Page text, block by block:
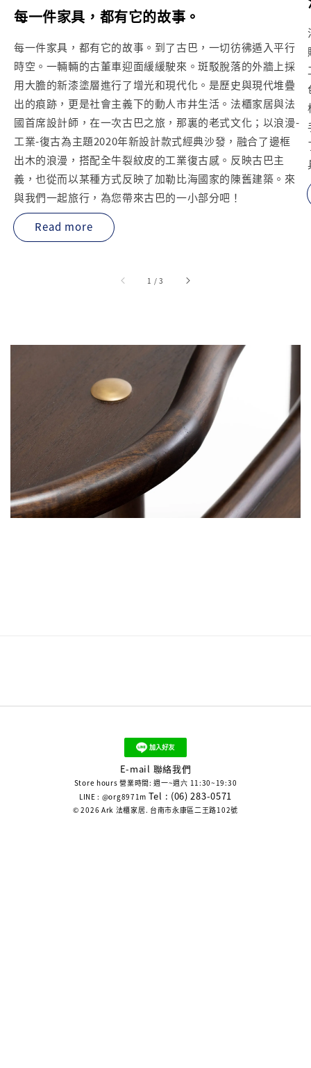
每一件家具，都有它的故事。
每一件家具，都有它的故事。到了古巴，一切彷彿遁入平行
時空。一輛輛的古董車迎面緩緩駛來。斑駁脫落的外牆上採
用大膽的新漆塗層進行了增光和現代化。是歷史與現代堆疊
出的痕跡，更是社會主義下的動人市井生活。法櫃家居與法
國首席設計師，在一次古巴之旅，那裏的老式文化；以浪漫-
工業-復古為主題2020年新設計款式經典沙發，融合了邊框
出木的浪漫，搭配全牛裂紋皮的工業復古感。反映古巴主
義，也從而以某種方式反映了加勒比海國家的陳舊建築。來
與我們一起旅行，為您帶來古巴的一小部分吧！
Read more
1 /accessibility.of
3
E-mail 聯絡我們
Store hours 營業時間: 週一~週六 11:30~19:30
LINE : @org8971m Tel : (06) 283-0571
© 2026 Ark 法櫃家居. 台南市永康區二王路102號